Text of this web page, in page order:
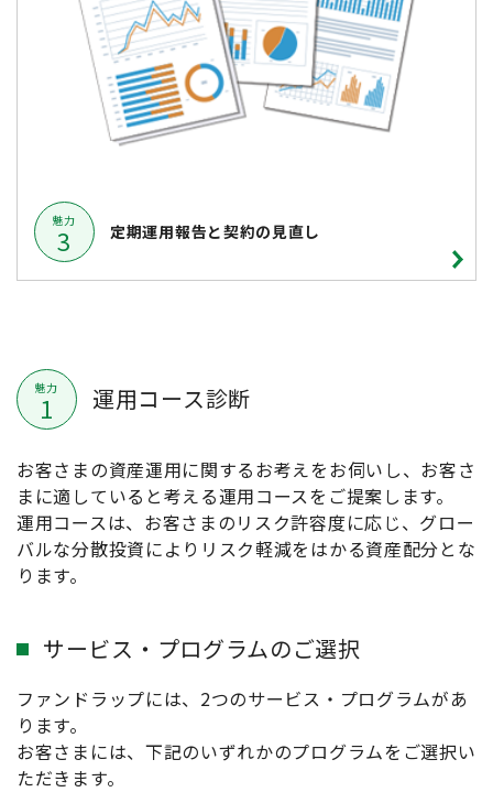
魅力
3 定期運用報告と契約の見直し
魅力
1 運用コース診断
お客さまの資産運用に関するお考えをお伺いし、お客さ
まに適していると考える運用コースをご提案します。
運用コースは、お客さまのリスク許容度に応じ、グロー
バルな分散投資によりリスク軽減をはかる資産配分とな
ります。
サービス・プログラムのご選択
ファンドラップには、2つのサービス・プログラムがあ
ります。
お客さまには、下記のいずれかのプログラムをご選択い
ただきます。